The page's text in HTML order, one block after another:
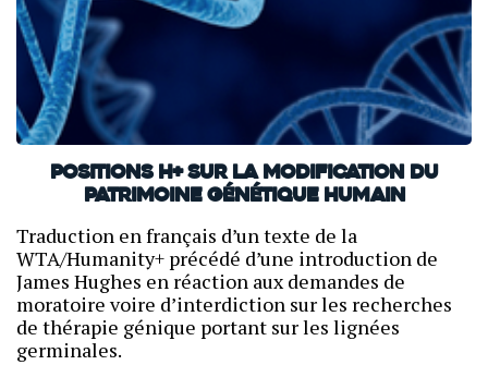
Positions h+ sur la modification du
patrimoine génétique humain
Traduction en français d’un texte de la
WTA/Humanity+ précédé d’une introduction de
James Hughes en réaction aux demandes de
moratoire voire d’interdiction sur les recherches
de thérapie génique portant sur les lignées
germinales.